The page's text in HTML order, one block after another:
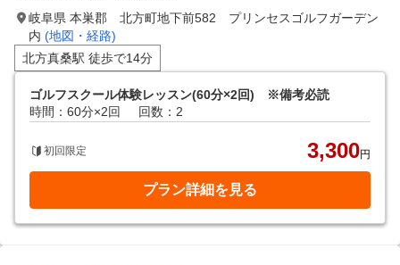
岐阜県 本巣郡 北方町地下前582 プリンセスゴルフガーデン
内 (地図・経路)
北方真桑駅 徒歩で14分
ゴルフスクール体験レッスン(60分×2回) ※備考必読
時間：60分×2回
回数：2
初回限定 3,300円
プラン詳細を見る